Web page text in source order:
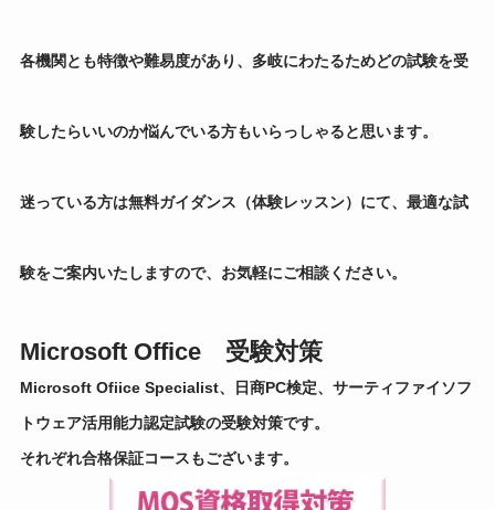
各機関とも特徴や難易度があり、多岐にわたるためどの試験を受
験したらいいのか悩んでいる方もいらっしゃると思います。
迷っている方は無料ガイダンス（体験レッスン）にて、最適な試
験をご案内いたしますので、お気軽にご相談ください。
Microsoft Office 受験対策
Microsoft Ofiice Specialist、日商PC検定、サーティファイソフ
トウェア活用能力認定試験の受験対策です。
それぞれ合格保証コースもございます。